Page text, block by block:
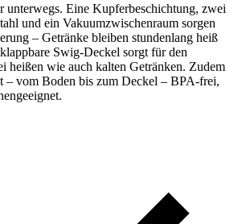
unterwegs. Eine Kupferbeschichtung, zwei
und ein Vakuumzwischenraum sorgen
– Getränke bleiben stundenlang heiß
Swig-Deckel sorgt für den
heißen wie auch kalten Getränken. Zudem
– vom Boden bis zum Deckel – BPA-frei,